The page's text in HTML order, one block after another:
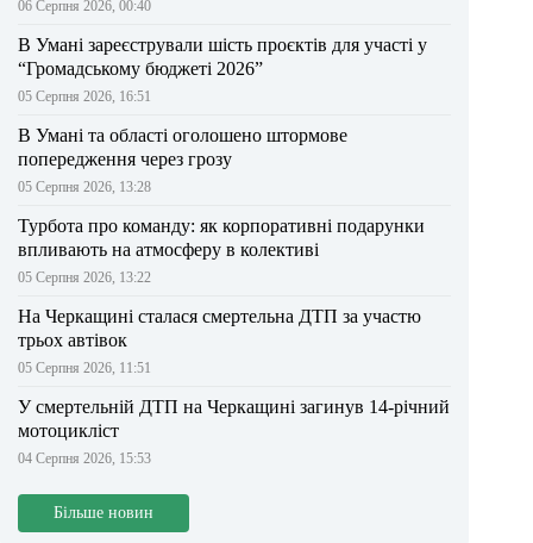
06 Серпня 2026, 00:40
В Умані зареєстрували шість проєктів для участі у
“Громадському бюджеті 2026”
05 Серпня 2026, 16:51
В Умані та області оголошено штормове
попередження через грозу
05 Серпня 2026, 13:28
Турбота про команду: як корпоративні подарунки
впливають на атмосферу в колективі
05 Серпня 2026, 13:22
На Черкащині сталася смертельна ДТП за участю
трьох автівок
05 Серпня 2026, 11:51
У смертельній ДТП на Черкащині загинув 14-річний
мотоцикліст
04 Серпня 2026, 15:53
Більше новин